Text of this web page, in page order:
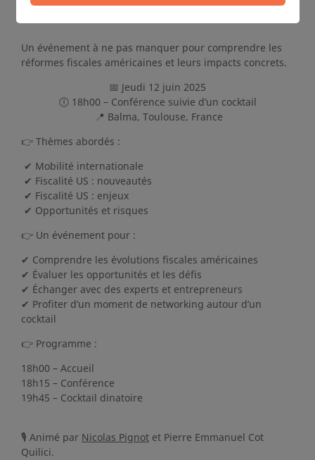
Un événement à ne pas manquer pour comprendre les
réformes fiscales américaines et leurs impacts concrets.
📅 Jeudi 12 juin 2025
🕕 18h00 – Conférence suivie d’un cocktail
📍 Balma, Toulouse, France
👉 Thèmes abordés :
✔ Mobilité internationale
✔ Fiscalité US : nouveautés
✔ Fiscalité US : enjeux
✔ Opportunités et risques
👉 Un événement pour :
✔ Comprendre les évolutions fiscales américaines
✔ Évaluer les opportunités et les défis
✔ Échanger avec des experts et entrepreneurs
✔ Profiter d’un moment de networking autour d’un
cocktail
👉 Programme :
18h00 – Accueil
18h15 – Conférence
19h45 – Cocktail dinatoire
🎙 Animé par Nicolas Pignot et Pierre Emmanuel Cot
Quilici.